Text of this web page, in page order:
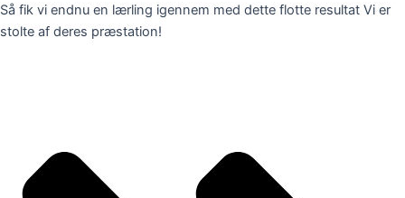
Så fik vi endnu en lærling igennem med dette flotte resultat Vi er
stolte af deres præstation!